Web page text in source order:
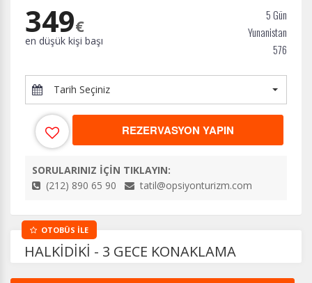
349€
en düşük kişi başı
5 Gün
Yunanistan
576
Tarih Seçiniz
REZERVASYON YAPIN
SORULARINIZ İÇİN TIKLAYIN:
(212) 890 65 90
tatil@opsiyonturizm.com
OTOBÜS İLE
HALKİDİKİ - 3 GECE KONAKLAMA